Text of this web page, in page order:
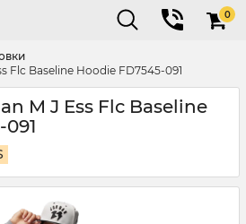
0
Flc Baseline Hoodie FD7545-091
M J Ess Flc Baseline